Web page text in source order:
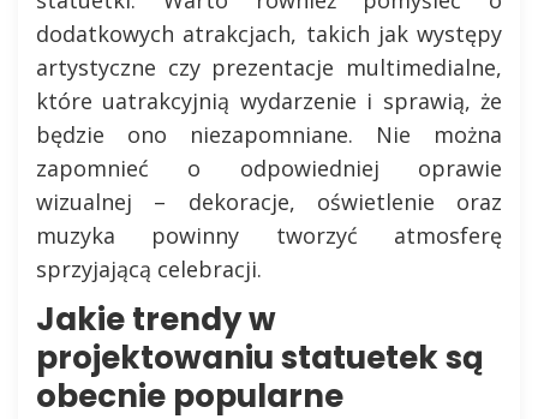
dodatkowych atrakcjach, takich jak występy
artystyczne czy prezentacje multimedialne,
które uatrakcyjnią wydarzenie i sprawią, że
będzie ono niezapomniane. Nie można
zapomnieć o odpowiedniej oprawie
wizualnej – dekoracje, oświetlenie oraz
muzyka powinny tworzyć atmosferę
sprzyjającą celebracji.
Jakie trendy w
projektowaniu statuetek są
obecnie popularne